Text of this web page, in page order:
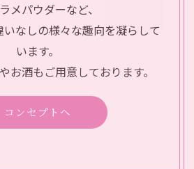
メパウダーなど、
なしの様々な趣向を凝らして
います。
お酒もご用意しております。
コンセプトへ